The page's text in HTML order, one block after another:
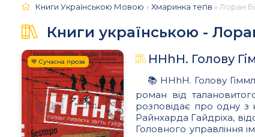
Книги Українською Мовою »Хмаринка теґів » Лоран
Книги українською -
💙 Сучасна проза HHhH. Голову
📚 HHhH. Голову
роман від
розповідає про одну з
Райнхарда Гайдріха,
Головного управління